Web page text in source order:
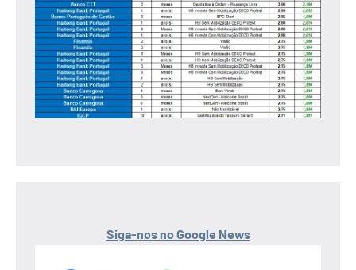
Siga-nos no Google News